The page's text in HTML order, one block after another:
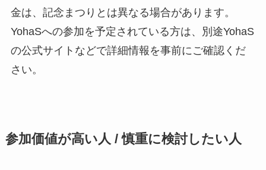
金は、記念まつりとは異なる場合があります。
YohaSへの参加を予定されている方は、別途YohaS
の公式サイトなどで詳細情報を事前にご確認くだ
さい。
参加価値が高い人 / 慎重に検討したい人